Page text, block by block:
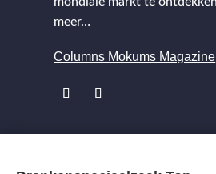
meer…
Columns Mokums Magazine